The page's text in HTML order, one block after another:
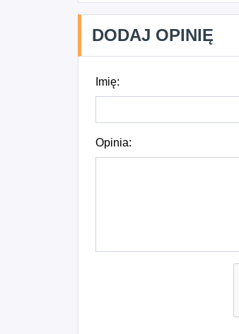
DODAJ OPINIĘ
Imię:
Opinia: